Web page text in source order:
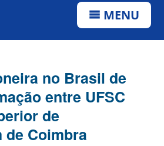
MENU
no Brasil de
entre UFSC
de
de Coimbra